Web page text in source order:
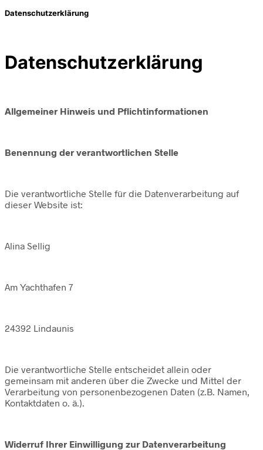
Datenschutzerklärung
Datenschutzerklärung
Allgemeiner Hinweis und Pflichtinformationen
Benennung der verantwortlichen Stelle
Die verantwortliche Stelle für die Datenverarbeitung auf
dieser Website ist:
Alina Sellig
Am Yachthafen 7
24392 Lindaunis
Die verantwortliche Stelle entscheidet allein oder
gemeinsam mit anderen über die Zwecke und Mittel der
Verarbeitung von personenbezogenen Daten (z.B. Namen,
Kontaktdaten o. ä.).
Widerruf Ihrer Einwilligung zur Datenverarbeitung